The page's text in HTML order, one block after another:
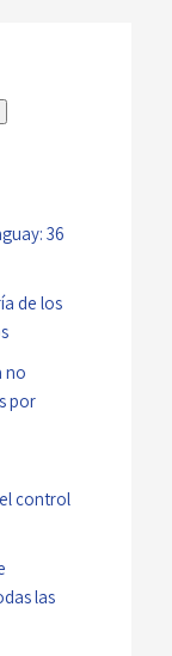
36
de los
no
por
control
las